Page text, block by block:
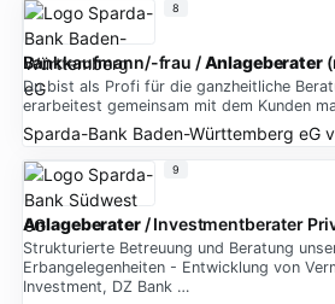
Bankkaufmann/-frau /Anlageberater
Du bist als Profi für die ganzheitliche
erarbeitest gemeinsam mit dem Kunden
Sparda-Bank Baden-Württemberg eG
8
Anlageberater/ Investmentberater
Strukturierte Betreuung und Beratung
Erbangelegenheiten - Entwicklung von
Investment, DZ Bank …
9